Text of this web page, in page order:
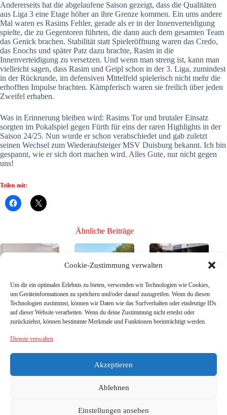
Cookie-Zustimmung verwalten
Um dir ein optimales Erlebnis zu bieten, verwenden wir Technologien wie Cookies,
um Geräteinformationen zu speichern und/oder darauf zuzugreifen. Wenn du diesen
Technologien zustimmst, können wir Daten wie das Surfverhalten oder eindeutige IDs
auf dieser Website verarbeiten. Wenn du deine Zustimmung nicht erteilst oder
zurückziehst, können bestimmte Merkmale und Funktionen beeinträchtigt werden.
Dienste verwalten
Akzeptieren
Ablehnen
Einstellungen ansehen
Andererseits hat die abgelaufene Saison gezeigt, dass die Qualitäten
aus Liga 3 eine Etage höher an ihre Grenze kommen. Ein ums andere
Mal waren es Rasims Fehler, gerade als er in der Innenverteidigung
spielte, die zu Gegentoren führten, die dann auch dem gesamten Team
das Genick brachen. Stabilität statt Spieleröffnung waren das Credo,
das Enochs und später Patz dazu brachte, Rasim in die
Innenverteidigung zu versetzen. Und wenn man streng ist, kann man
vielleicht sagen, dass Rasim und Geipl schon in der 3. Liga, zumindest
in der Rückrunde, im defensiven Mittelfeld spielerisch nicht mehr die
erhofften Impulse brachten. Kämpferisch waren sie freilich über jeden
Zweifel erhaben.
Was in Erinnerung bleiben wird: Rasims Tor und brutaler Einsatz
sorgten im Pokalspiel gegen Fürth für eins der raren Highlights in der
Saison 24/25. Nun wurde er schon verabschiedet und gab zuletzt
seinen Wechsel zum Wiederaufsteiger MSV Duisburg bekannt. Ich bin
gespannt, wie er sich dort machen wird. Alles Gute, nur nicht gegen
uns!
Teilen mit:
Ähnliche Beiträge
Bühne frei für die
Neuen, Teil 3 –
die Neuzugänge
26/27
26. Juli
Mission Toto-
Pokal – SG
Breitenberg/Sonn
17. Juli
2026
Bühne frei für die
Neuen, Teil 2 –
die Neuzugänge
21. Juni